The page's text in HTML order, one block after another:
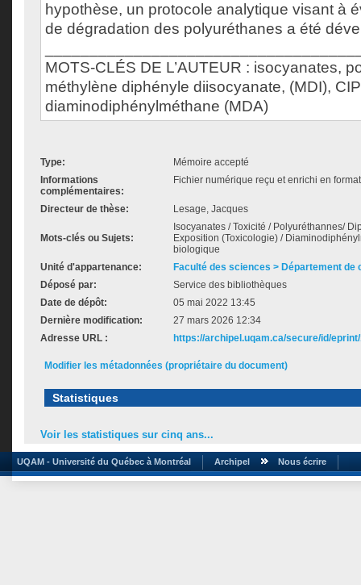
hypothèse, un protocole analytique visant à
de dégradation des polyuréthanes a été
MOTS-CLÉS DE L’AUTEUR : isocyanates,
méthylène diphényle diisocyanate, (MDI),
diaminodiphénylméthane (MDA)
Type:
Mémoire accepté
Informations
complémentaires:
Fichier numérique reçu et enrichi en
Directeur de thèse: Lesage, Jacques
Mots-clés ou Sujets:
Isocyanates / Toxicité / Polyuréthannes/
Exposition (Toxicologie) /
biologique
Unité d'appartenance:
Faculté des sciences > Département de
Déposé par:
Service des bibliothèques
Date de dépôt:
05 mai 2022 13:45
Dernière modification:
27 mars 2026 12:34
Adresse URL :
https://archipel.uqam.ca/secure/id/
Modifier les métadonnées (propriétaire du document)
Statistiques
Voir les statistiques sur cinq ans...
UQAM - Université du Québec à Montréal Archipel Nous écrire